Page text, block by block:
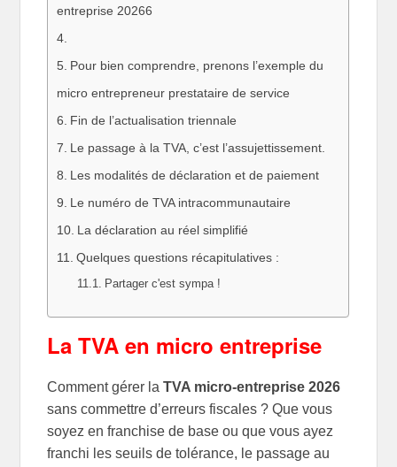
entreprise 20266
Pour bien comprendre, prenons l’exemple du
micro entrepreneur prestataire de service
Fin de l’actualisation triennale
Le passage à la TVA, c’est l’assujettissement.
Les modalités de déclaration et de paiement
Le numéro de TVA intracommunautaire
La déclaration au réel simplifié
Quelques questions récapitulatives :
Partager c'est sympa !
La TVA en micro entreprise
Comment gérer laTVA micro-entreprise 2026
sans commettre d’erreurs fiscales ? Que vous
soyez en franchise de base ou que vous ayez
franchi les seuils de tolérance, le passage au